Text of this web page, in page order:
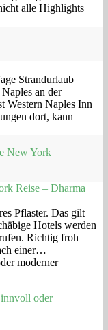
alle Highlights
Strandurlaub
an der
Western Naples Inn
dort, kann
Reise – Dharma
Pflaster. Das gilt
Hotels werden
Richtig froh
einer…
moderner